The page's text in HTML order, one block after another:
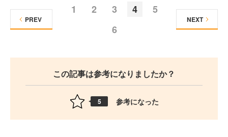
1 2 3 4
5
6
PREV NEXT
この記事は参考になりましたか？
5 参考になった